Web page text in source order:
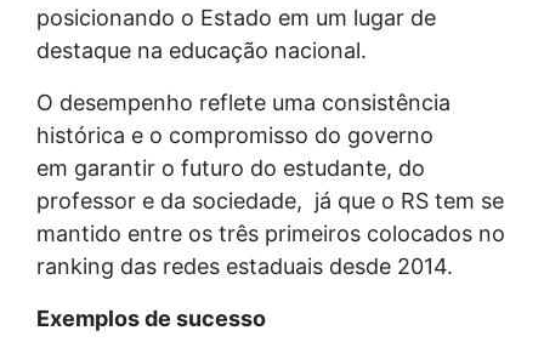
posicionando o Estado em um lugar de
destaque na educação nacional.
O desempenho reflete uma consistência
histórica e o compromisso do governo
em garantir o futuro do estudante, do
professor e da sociedade, já que o RS tem se
mantido entre os três primeiros colocados no
ranking das redes estaduais desde 2014.
Exemplos de sucesso